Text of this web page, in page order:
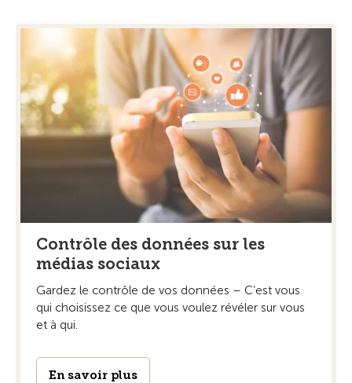
Contrôle des données sur les
médias sociaux
Gardez le contrôle de vos données – C’est vous
qui choisissez ce que vous voulez révéler sur vous
et à qui.
En savoir plus